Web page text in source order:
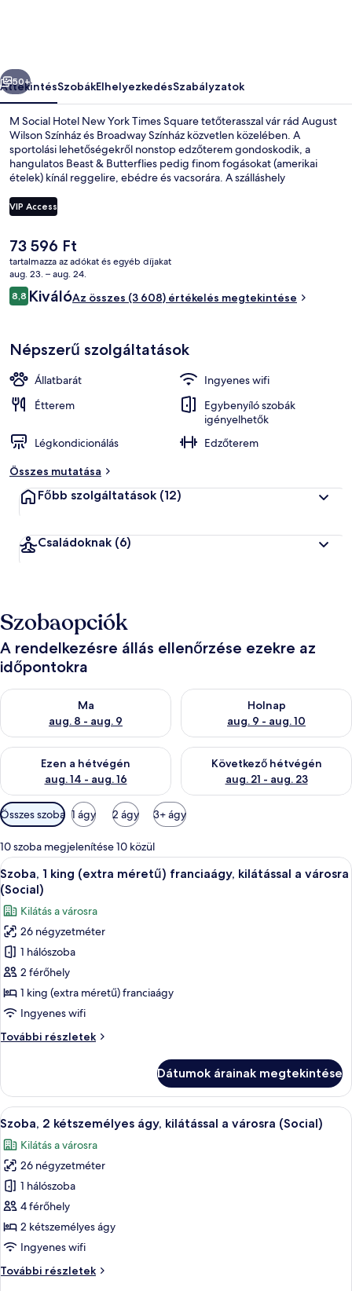
képgalériája
Következő
50+
ÁttekintésSzobákElhelyezkedésSzabályzatok
M Social Hotel New York Times Square tetőterasszal vár rád August
Wilson Színház és Broadway Színház közvetlen közelében. A
sportolási lehetőségekről nonstop edzőterem gondoskodik, a
hangulatos Beast & Butterflies pedig finom fogásokat (amerikai
ételek) kínál reggelire, ebédre és vacsorára. A szálláshely
Más utazók a következőket is nagyra értékelik: központi
elhelyezkedés, városnézési lehetőség és a tömegközlekedés
metróállomás (E 53rd St.) pedig 2 perc séta.
VIP Access
A
jelenlegi
ár
73 596 Ft
73 596 Ft
tartalmazza az adókat és egyéb díjakat
aug. 23. – aug. 24.
Értékelések
8,88,8 ennyiből: 10
KiválóAz összes (3 608) értékelés megtekintése
Népszerű szolgáltatások
Állatbarát
Ingyenes wifi
Étterem
Egybenyíló szobák
igényelhetők
Légkondicionálás
Edzőterem
Összes mutatása
Főbb szolgáltatások (12)
Családoknak (6)
Szobaopciók
A rendelkezésre állás ellenőrzése ezekre az
időpontokra
Ma
aug. 8 - aug. 9
A ma esti rendelkezésre állás ellenőrzése: aug. 8 - aug. 9
Holnap
aug. 9 - aug. 10
A holnapi rendelkezésre állás
Ezen a hétvégén
aug. 14 - aug. 16
A mostani hétvégi rendelkezésre állás ellenőrzése: aug. 14 -
Következő hétvégén
aug. 21 - aug. 23
A következő hétvégi
Szobákhoz
rendelkezésre
álló
szűrők
Összes szoba 1 ágy 2 ágy 3+ ágy
10 szoba megjelenítése 10 közül
A
következő
szoba
összes
képének
megtekintése:
Szoba,
1
king
méretű)
a
városra
(Social)
Egy szállodai szoba, amelyben egy
7
Szoba, 1 king (extra méretű) franciaágy, kilátással a városra
(Social)
Kilátás a városra
26 négyzetméter
1 hálószoba
2 férőhely
1 king (extra méretű) franciaágy
Ingyenes wifi
További részletek
Szoba,
méretű)
franciaágy,
kilátással
városra
(Social)
további
részletei
Dátumok árainak megtekintése
A
következő
szoba
összes
képének
megtekintése:
Szoba,
2
kétszemélyes
ágy,
Egy szállodai szoba két ággyal,
7
Szoba, 2 kétszemélyes ágy, kilátással a városra (Social)
Kilátás a városra
26 négyzetméter
1 hálószoba
4 férőhely
2 kétszemélyes ágy
Ingyenes wifi
További részletek
Szoba,